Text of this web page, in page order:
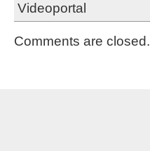
Videoportal
Comments are closed.